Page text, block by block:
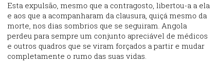
Esta expulsão, mesmo que a contragosto, libertou-a a ela
e aos que a acompanharam da clausura, quiçá mesmo da
morte, nos dias sombrios que se seguiram. Angola
perdeu para sempre um conjunto apreciável de médicos
e outros quadros que se viram forçados a partir e mudar
completamente o rumo das suas vidas.